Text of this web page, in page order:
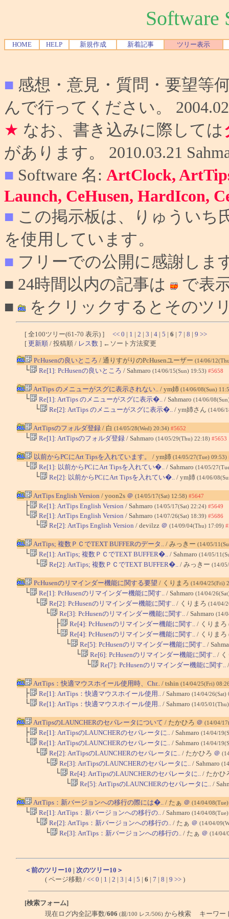
Software
HOME HELP 新規作成 新着記事 ツリー表示
■ 感想・意見・質問・要望等
んで行ってください。
★ なお、書き込みに際しては
があります。 2010.03.21
■ Software 名: ArtClock,
Launch, CeHusen, HardIcon,
■ この掲示板は、りゅういち
を使用しています。
■ フリーでの公開に感謝しま
■ 24時間以内の記事は
で表
■
をクリックするとそのツ
[ 全100ツリー(61-70 表示) ] << 0 | 1 | 2 | 3 | 4 | 5 | 6 | 7 | 8 | 9 >>
[ 更新順 / 投稿順 / レス数 ] ←ソート方法変更
PcHusenの良いところ / 通りすがりのPcHusenユーザー (14/06/
└ Re[1]: PcHusenの良いところ / Sahmaro (14/06/15(Sun) 19:53) #5658
ArtTips のメニューがスグに表示されない.. / ym姉 (14/06/08(Sun)
└ Re[1]: ArtTips のメニューがスグに表示�.. / Sahmaro (14/06/
└ Re[2]: ArtTips のメニューがスグに表示�.. / ym姉さん (14/06/
ArtTipsのフォルダ登録/ 白 (14/05/28(Wed) 20:34) #5652
└ Re[1]: ArtTipsのフォルダ登録/ Sahmaro (14/05/29(Thu) 22:18) #5653
以前からPCにArt Tipsを入れています。 / ym姉 (14/05/27(Tue) 09:53)
└ Re[1]: 以前からPCにArt Tipsを入れてい�.. / Sahmaro (14/05/
└ Re[2]: 以前からPCにArt Tipsを入れてい�.. / ym姉 (14/06/
ArtTips English Version / yoon2s ＠ (14/05/17(Sat) 12:58) #5647
├ Re[1]: ArtTips English Version / Sahmaro (14/05/17(Sat) 22:24) #5649
└ Re[1]: ArtTips English Version / Sahmaro (14/07/26(Sat) 18:39) #5686
└ Re[2]: ArtTips English Version / devilzz ＠ (14/09/04(Thu) 17:09)
ArtTips; 複数ＰＣでTEXT BUFFERのデータ.. / みっきー (14/05/
└ Re[1]: ArtTips; 複数ＰＣでTEXT BUFFER�.. / Sahmaro (14/05/
└ Re[2]: ArtTips; 複数ＰＣでTEXT BUFFER�.. / みっきー (14/
PcHusenのリマインダー機能に関する要望 / くりまろ (14/04/25(Fri)
└ Re[1]: PcHusenのリマインダー機能に関す.. / Sahmaro (14/04/
└ Re[2]: PcHusenのリマインダー機能に関す.. / くりまろ (14/04/
└ Re[3]: PcHusenのリマインダー機能に関す.. / Sahmaro (14/
├ Re[4]: PcHusenのリマインダー機能に関す.. / くりまろ
└ Re[4]: PcHusenのリマインダー機能に関す.. / くりまろ
└ Re[5]: PcHusenのリマインダー機能に関す.. /
└ Re[6]: PcHusenのリマインダー機能に関す.. /
└ Re[7]: PcHusenのリマインダー機能に関す..
ArtTips：快適マウスホイール使用時、Chr.. / tshin (14/04/25(Fri)
├ Re[1]: ArtTips：快適マウスホイール使用.. / Sahmaro (14/04/26(Sat)
└ Re[1]: ArtTips：快適マウスホイール使用.. / Sahmaro (14/05/
ArtTipsのLAUNCHERのセパレータについて / たかひろ ＠ (14/04/
├ Re[1]: ArtTipsのLAUNCHERのセパレータに.. / Sahmaro (14/04/
└ Re[1]: ArtTipsのLAUNCHERのセパレータに.. / Sahmaro (14/04/
└ Re[2]: ArtTipsのLAUNCHERのセパレータに.. / たかひろ ＠
└ Re[3]: ArtTipsのLAUNCHERのセパレータに.. / Sahmaro
└ Re[4]: ArtTipsのLAUNCHERのセパレータに.. / たかひ
└ Re[5]: ArtTipsのLAUNCHERのセパレータに.. /
ArtTips：新バージョンへの移行の際には�.. / たぁ ＠ (14/04/
└ Re[1]: ArtTips：新バージョンへの移行の.. / Sahmaro (14/04/
└ Re[2]: ArtTips：新バージョンへの移行の.. / たぁ ＠ (14/04/
└ Re[3]: ArtTips：新バージョンへの移行の.. / たぁ ＠ (14/04/
＜前のツリー10 | 次のツリー10＞
( ページ移動 / << 0 | 1 | 2 | 3 | 4 | 5 | 6 | 7 | 8 | 9 >> )
[検索フォーム]
現在ログ内全記事数/606 (親/100 レス/506) から検索 キーワー